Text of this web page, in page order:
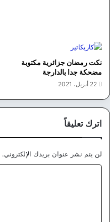
نكت رمضان جزائرية مكتوبة
مضحكة جدا بالدارجة
22 أبريل، 2021
اترك تعليقاً
لن يتم نشر عنوان بريدك الإلكتروني.